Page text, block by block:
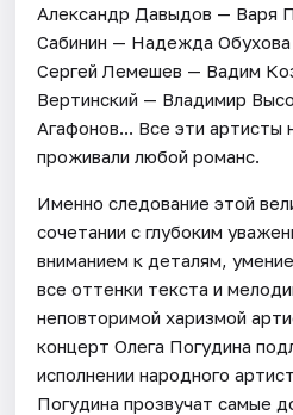
Александр Давыдов — Варя
Сабинин — Надежда
Сергей Лемешев — Вадим
Вертинский — Владимир
Агафонов... Все эти артисты
проживали любой романс.
Именно следование этой
сочетании с глубоким
вниманием к деталям,
все оттенки текста и
неповторимой харизмой
концерт Олега Погудина
исполнении народного
Погудина прозвучат самые